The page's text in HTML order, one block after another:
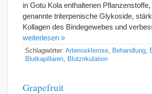
in Gotu Kola enthaltenen
genannte triterpenische Glykoside,
Kollagen des Bindegewebes und
weiterlesen »
Schlagwörter: Arteriosklerose Behandlung
Blutkapillaren
Blutzirkulation
Grapefruit